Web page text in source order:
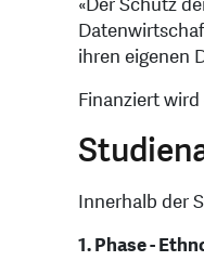
ihren eigenen
Finanziert
Innerhalb der
1. Phase -